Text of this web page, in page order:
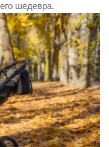
шедевра.